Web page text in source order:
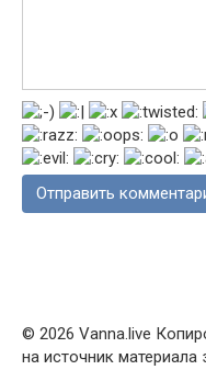
© 2026 Vanna.live
на источник материала